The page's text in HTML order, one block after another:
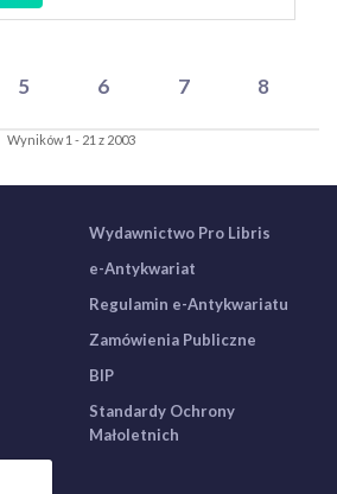
5 6 7 8
Wyników 1 - 21 z 2003
Wydawnictwo Pro Libris
e-Antykwariat
Regulamin e-Antykwariatu
Zamówienia Publiczne
BIP
Standardy Ochrony
Małoletnich